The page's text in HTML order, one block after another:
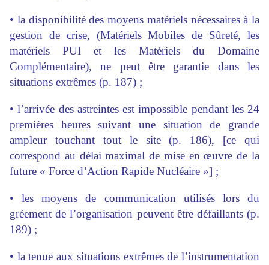
• la disponibilité des moyens matériels nécessaires à la
gestion de crise, (Matériels Mobiles de Sûreté, les
matériels PUI et les Matériels du Domaine
Complémentaire), ne peut être garantie dans les
situations extrêmes (p. 187) ;
• l’arrivée des astreintes est impossible pendant les 24
premières heures suivant une situation de grande
ampleur touchant tout le site (p. 186), [ce qui
correspond au délai maximal de mise en œuvre de la
future « Force d’Action Rapide Nucléaire »] ;
• les moyens de communication utilisés lors du
gréement de l’organisation peuvent être défaillants (p.
189) ;
• la tenue aux situations extrêmes de l’instrumentation